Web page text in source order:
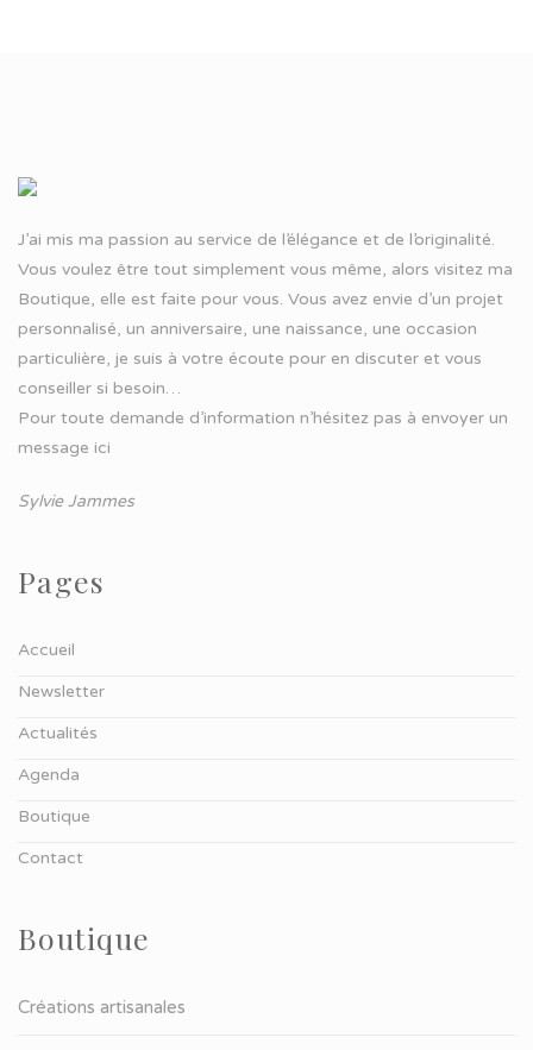
J’ai mis ma passion au service de l’élégance et de l’originalité.
Vous voulez être tout simplement vous même, alors visitez ma
Boutique, elle est faite pour vous. Vous avez envie d’un projet
personnalisé, un anniversaire, une naissance, une occasion
particulière, je suis à votre écoute pour en discuter et vous
conseiller si besoin…
Pour toute demande d’information n’hésitez pas à envoyer un
message ici
Sylvie Jammes
Pages
Accueil
Newsletter
Actualités
Agenda
Boutique
Contact
Boutique
Créations artisanales